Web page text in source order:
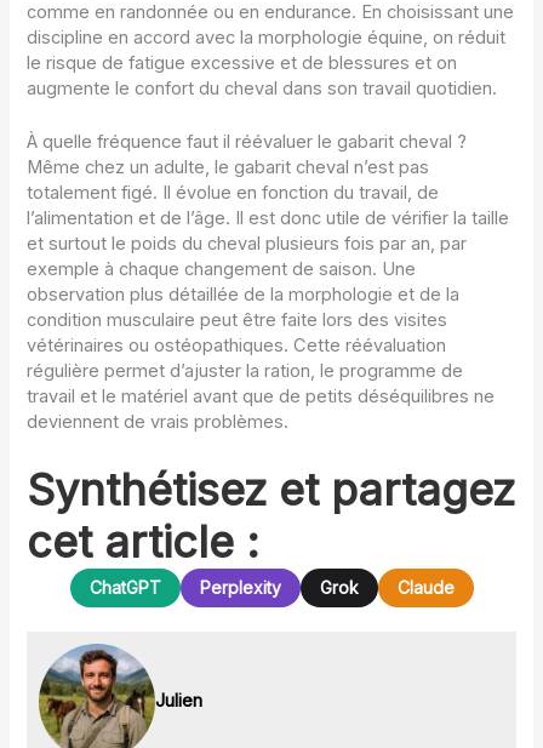
comme en randonnée ou en endurance. En choisissant une
discipline en accord avec la morphologie équine, on réduit
le risque de fatigue excessive et de blessures et on
augmente le confort du cheval dans son travail quotidien.
À quelle fréquence faut il réévaluer le gabarit cheval ?
Même chez un adulte, le gabarit cheval n’est pas
totalement figé. Il évolue en fonction du travail, de
l’alimentation et de l’âge. Il est donc utile de vérifier la taille
et surtout le poids du cheval plusieurs fois par an, par
exemple à chaque changement de saison. Une
observation plus détaillée de la morphologie et de la
condition musculaire peut être faite lors des visites
vétérinaires ou ostéopathiques. Cette réévaluation
régulière permet d’ajuster la ration, le programme de
travail et le matériel avant que de petits déséquilibres ne
deviennent de vrais problèmes.
Synthétisez et partagez
cet article :
ChatGPT Perplexity Grok Claude
Julien